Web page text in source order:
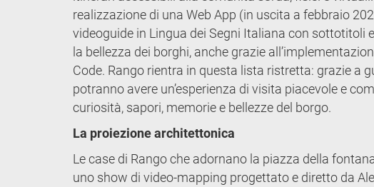
realizzazione di una Web App (in uscita a febbraio
videoguide in Lingua dei Segni Italiana con sottotitoli
la bellezza dei borghi, anche grazie
Code. Rango rientra in questa lista ristretta: grazie a
potranno avere un’esperienza di visita piacevole e
curiosità, sapori, memorie e bellezze del borgo.
La proiezione architettonica
Le case di Rango che adornano la piazza della
uno show di video-mapping progettato e diretto da